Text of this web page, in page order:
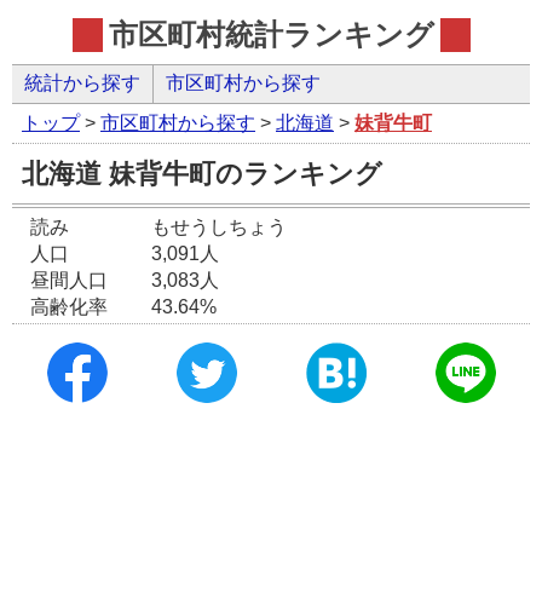
市区町村統計ランキング
統計から探す 市区町村から探す
トップ> 市区町村から探す > 北海道 > 妹背牛町
北海道 妹背牛町のランキング
読み
もせうしちょう
人口
3,091人
昼間人口
3,083人
高齢化率
43.64%